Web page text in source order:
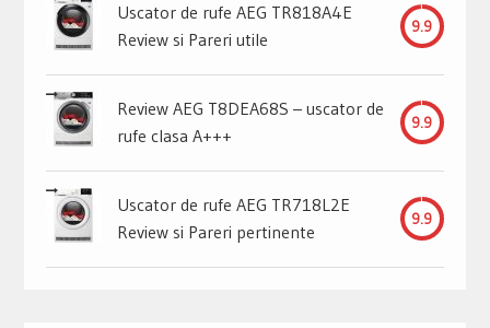
Uscator de rufe AEG TR818A4E
Review si Pareri utile
9.9
Review AEG T8DEA68S – uscator de
rufe clasa A+++
9.9
Uscator de rufe AEG TR718L2E
Review si Pareri pertinente
9.9